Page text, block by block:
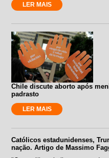
LER MAIS
Chile discute aborto após
padrasto
LER MAIS
Católicos estadunidenses,
nação. Artigo de Massimo